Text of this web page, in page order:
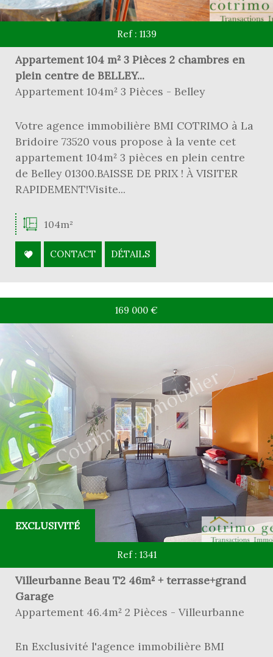
Ref : 1139
Appartement 104 m² 3 Pièces 2 chambres en
plein centre de BELLEY...
Appartement 104m² 3 Pièces - Belley
Votre agence immobilière BMI COTRIMO à La
Bridoire 73520 vous propose à la vente cet
appartement 104m² 3 pièces en plein centre
de Belley 01300.BAISSE DE PRIX ! À VISITER
RAPIDEMENT!Visite...
104m²
CONTACT DÉTAILS
EXCLUSIVITÉ
169 000 €
Ref : 1341
Villeurbanne Beau T2 46m² + terrasse+grand
Garage
Appartement 46.4m² 2 Pièces - Villeurbanne
En Exclusivité l'agence immobilière BMI